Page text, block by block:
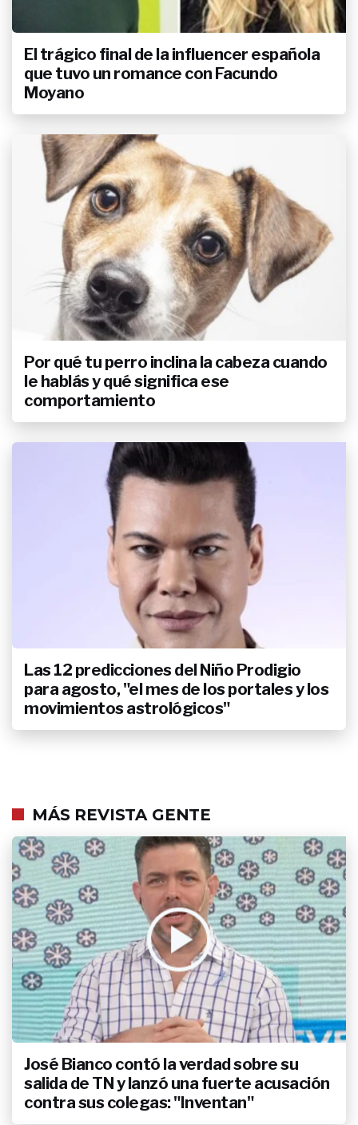
El trágico final de la influencer española
que tuvo un romance con Facundo
Moyano
Por qué tu perro inclina la cabeza cuando
le hablás y qué significa ese
comportamiento
Las 12 predicciones del Niño Prodigio
para agosto, "el mes de los portales y los
movimientos astrológicos"
MÁS REVISTA GENTE
José Bianco contó la verdad sobre su
salida de TN y lanzó una fuerte acusación
contra sus colegas: "Inventan"
una planta se ponen amarillas en
invierno